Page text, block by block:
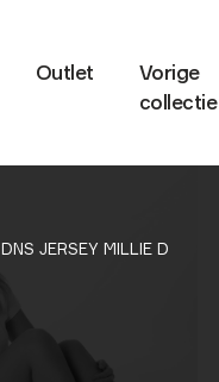
Outlet
Vorige
collectie
DNS JERSEY MILLIE D